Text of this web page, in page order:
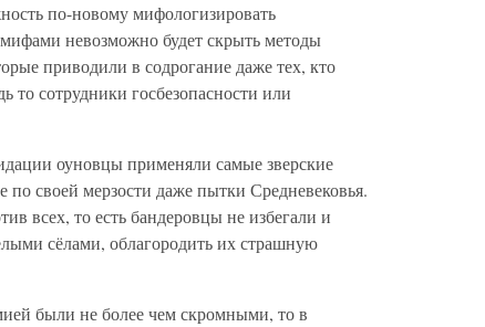
по-новому мифологизировать
невозможно будет скрыть методы
приводили в содрогание даже тех, кто
сотрудники госбезопасности или
оуновцы применяли самые зверские
своей мерзости даже пытки Средневековья.
всех, то есть бандеровцы не избегали и
сёлами, облагородить их страшную
были не более чем скромными, то в